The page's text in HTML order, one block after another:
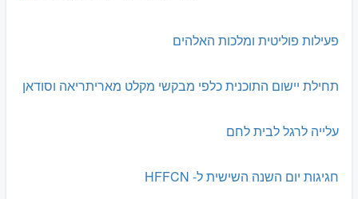
פעילות פוליטית ומלכות האלהים
תחילת יישום התוכנית כלפי מבקשי מקלט מאריתריאה וסודאן
עלייה לרגל לבית לחם
חגיגות יום השנה השישית ל- HFFCN